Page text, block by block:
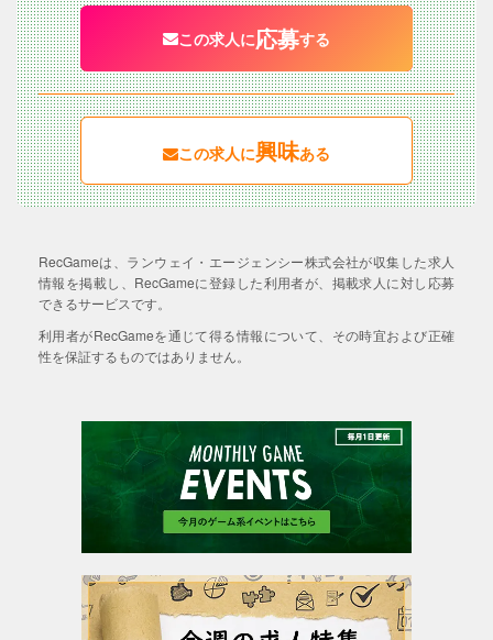
この求人に応募する
この求人に興味ある
RecGameは、ランウェイ・エージェンシー株式会社が収集した求人
情報を掲載し、RecGameに登録した利用者が、掲載求人に対し応募
できるサービスです。
利用者がRecGameを通じて得る情報について、その時宜および正確
性を保証するものではありません。